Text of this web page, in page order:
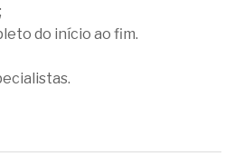
do início ao fim.